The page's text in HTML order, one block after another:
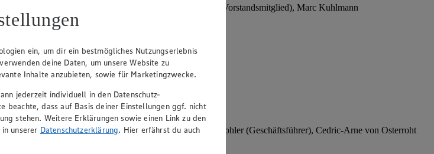
Ulf-U. Plath (Vorstandsmitglied), Stephan Wohler (Vorstandsmitglied), Marc Kuhlmann
Ulf-U. Plath (Geschäftsführer), Stephan Wohler (Geschäftsführer), Cedric-Arne von Osterroht
ein, um dir ein bestmögliches Nutzungserlebnis
deine Daten, um unsere Website zu
Inhalte anzubieten, sowie für Marketingzwecke.
jederzeit individuell in den Datenschutz-
beachte, dass auf Basis deiner Einstellungen ggf. nicht
stehen. Weitere Erklärungen sowie einen Link zu den
unserer Datenschutzerklärung. Hier erfährst du auch